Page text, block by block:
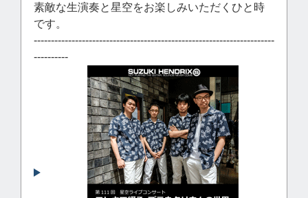
素敵な生演奏と星空をお楽しみいただくひと時
です。
----------------------------------------------------------------------
----------